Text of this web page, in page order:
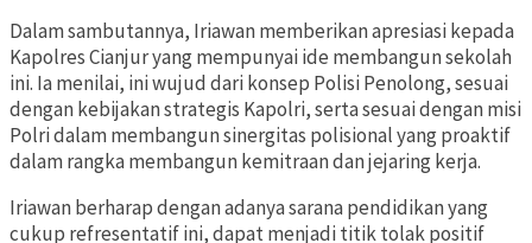
Dalam sambutannya, Iriawan memberikan apresiasi kepada
Kapolres Cianjur yang mempunyai ide membangun sekolah
ini. Ia menilai, ini wujud dari konsep Polisi Penolong, sesuai
dengan kebijakan strategis Kapolri, serta sesuai dengan misi
Polri dalam membangun sinergitas polisional yang proaktif
dalam rangka membangun kemitraan dan jejaring kerja.
Iriawan berharap dengan adanya sarana pendidikan yang
cukup refresentatif ini, dapat menjadi titik tolak positif